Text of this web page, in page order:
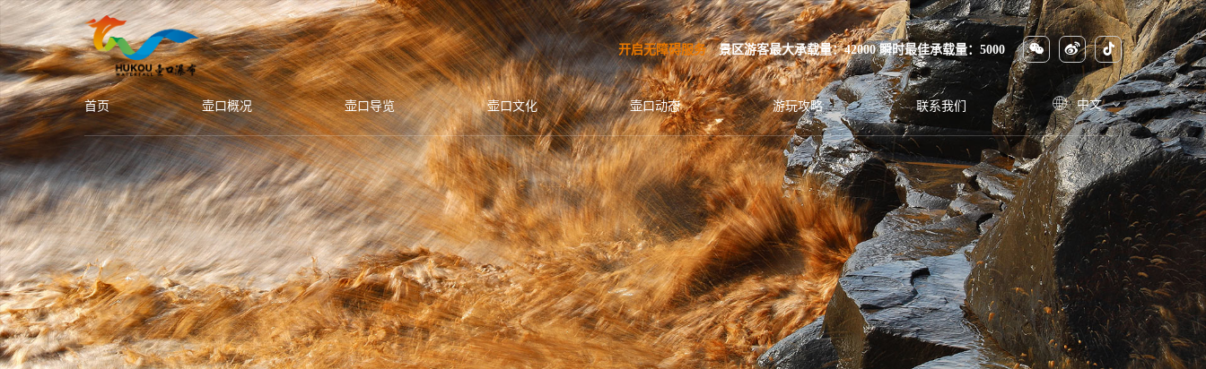
开启无障碍服务 景区游客最大承载量：42000 瞬时最佳承载量：5000   
首页 壶口概况 壶口导览 壶口文化 壶口动态 游玩攻略 联系我们  中文 